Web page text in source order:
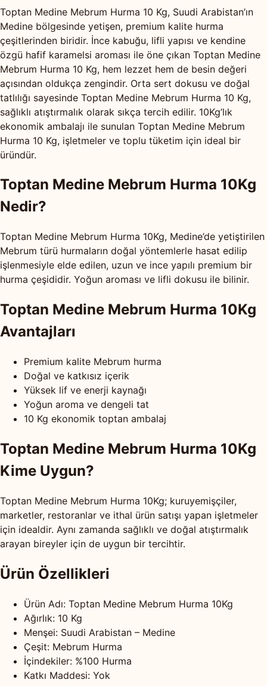
Toptan Medine Mebrum Hurma 10 Kg, Suudi Arabistan’ın
Medine bölgesinde yetişen, premium kalite hurma
çeşitlerinden biridir. İnce kabuğu, lifli yapısı ve kendine
özgü hafif karamelsi aroması ile öne çıkan Toptan Medine
Mebrum Hurma 10 Kg, hem lezzet hem de besin değeri
açısından oldukça zengindir. Orta sert dokusu ve doğal
tatlılığı sayesinde Toptan Medine Mebrum Hurma 10 Kg,
sağlıklı atıştırmalık olarak sıkça tercih edilir. 10Kg’lık
ekonomik ambalajı ile sunulan Toptan Medine Mebrum
Hurma 10 Kg, işletmeler ve toplu tüketim için ideal bir
üründür.
Toptan Medine Mebrum Hurma 10Kg
Nedir?
Toptan Medine Mebrum Hurma 10Kg, Medine’de yetiştirilen
Mebrum türü hurmaların doğal yöntemlerle hasat edilip
işlenmesiyle elde edilen, uzun ve ince yapılı premium bir
hurma çeşididir. Yoğun aroması ve lifli dokusu ile bilinir.
Toptan Medine Mebrum Hurma 10Kg
Avantajları
Premium kalite Mebrum hurma
Doğal ve katkısız içerik
Yüksek lif ve enerji kaynağı
Yoğun aroma ve dengeli tat
10 Kg ekonomik toptan ambalaj
Toptan Medine Mebrum Hurma 10Kg
Kime Uygun?
Toptan Medine Mebrum Hurma 10Kg; kuruyemişçiler,
marketler, restoranlar ve ithal ürün satışı yapan işletmeler
için idealdir. Aynı zamanda sağlıklı ve doğal atıştırmalık
arayan bireyler için de uygun bir tercihtir.
Ürün Özellikleri
Ürün Adı: Toptan Medine Mebrum Hurma 10Kg
Ağırlık: 10 Kg
Menşei: Suudi Arabistan – Medine
Çeşit: Mebrum Hurma
İçindekiler: %100 Hurma
Katkı Maddesi: Yok